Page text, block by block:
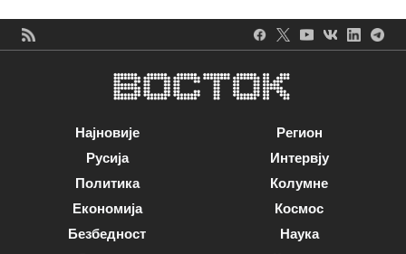
Најновије
Русија
Политика
Економија
Безбедност
Регион
Интервју
Колумне
Космос
Наука